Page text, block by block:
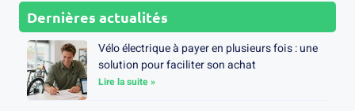
Dernières actualités
Vélo électrique à payer en plusieurs fois : une
solution pour faciliter son achat
Lire la suite »